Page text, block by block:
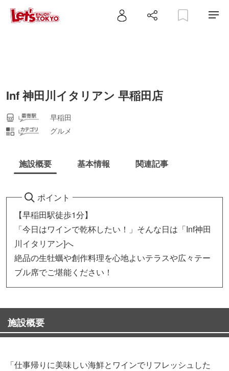
Inf 神田川イタリアン 早稲田店
早稲田
グルメ
施設概要 基本情報 関連記事
ポイント
【早稲田駅徒歩1分】
「今日はワインで乾杯したい！」そんな日は「Inf神田
川イタリアン]へ
絶品の生牡蠣や創作料理を心地よいテラスや広々テー
ブル席でご堪能ください！
施設概要
「仕事帰りに美味しい海鮮とワインでリフレッシュした